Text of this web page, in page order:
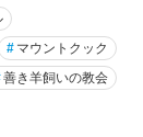
# マウントクック
善き羊飼いの教会